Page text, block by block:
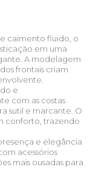
caimento fluido, o
em uma
A modelagem
frontais criam
e
com as costas
sutil e marcante. O
conforto, trazendo
e elegância
acessórios
mais ousadas para